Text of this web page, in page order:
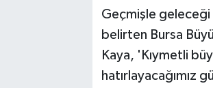
Geçmişle
belirten Bursa
Kaya, 'Kıymetli
hatırlayacağımız